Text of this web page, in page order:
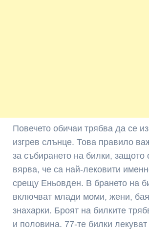
Повечето обичаи трябва да се
изгрев слънце. Това правило
за събирането на билки, защото
вярва, че са най-лековити
срещу Еньовден. В брането на
включват млади моми, жени,
знахарки. Броят на билките
и половина. 77-те билки лекуват